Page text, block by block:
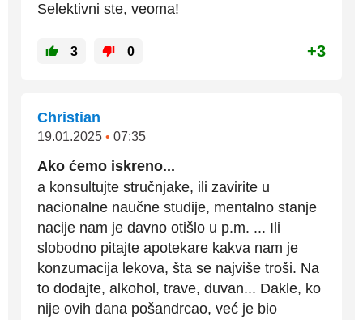
Selektivni ste, veoma!
3 0 +3
Christian
19.01.2025 • 07:35
Ako ćemo iskreno...
a konsultujte stručnjake, ili zavirite u
nacionalne naučne studije, mentalno stanje
nacije nam je davno otišlo u p.m. ... Ili
slobodno pitajte apotekare kakva nam je
konzumacija lekova, šta se najviše troši. Na
to dodajte, alkohol, trave, duvan... Dakle, ko
nije ovih dana pošandrcao, već je bio